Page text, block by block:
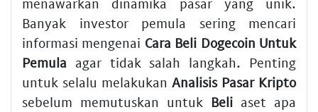
Banyak investor pemula sering mencari
informasi mengenai Cara Beli Dogecoin Untuk
Pemula agar tidak salah langkah. Penting
untuk selalu melakukan Analisis Pasar Kripto
sebelum memutuskan untuk Beli aset apa